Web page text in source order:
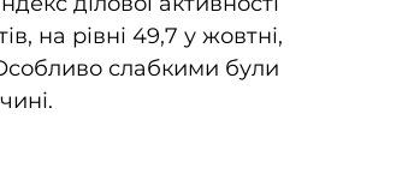
на рівні 49,7 у жовтні,
слабкими були